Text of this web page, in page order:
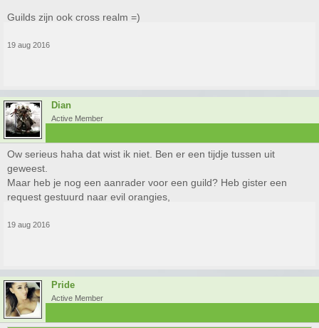
Guilds zijn ook cross realm =)
19 aug 2016
Dian
Active Member
Ow serieus haha dat wist ik niet. Ben er een tijdje tussen uit
geweest.
Maar heb je nog een aanrader voor een guild? Heb gister een
request gestuurd naar evil orangies,
19 aug 2016
Pride
Active Member